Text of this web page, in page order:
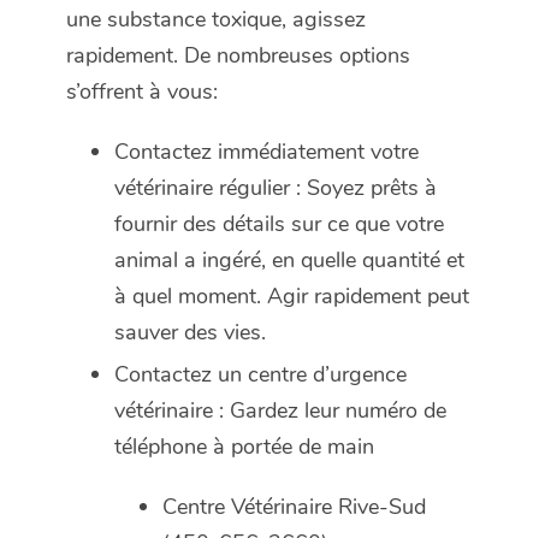
une substance toxique, agissez
rapidement. De nombreuses options
s’offrent à vous:
Contactez immédiatement votre
vétérinaire régulier : Soyez prêts à
fournir des détails sur ce que votre
animal a ingéré, en quelle quantité et
à quel moment. Agir rapidement peut
sauver des vies.
Contactez un centre d’urgence
vétérinaire : Gardez leur numéro de
téléphone à portée de main
Centre Vétérinaire Rive-Sud